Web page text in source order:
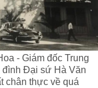
- Giám đốc Trung
đình Đại sứ Hà Văn
chân thực về quá